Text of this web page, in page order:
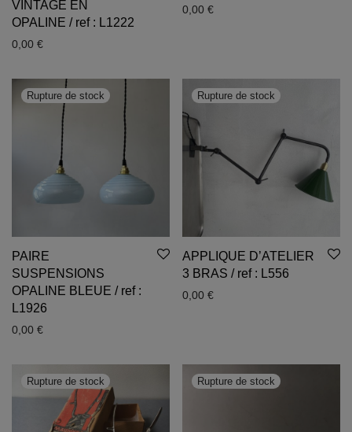
VINTAGE EN
OPALINE / ref : L1222
0,00 €
0,00 €
PAIRE
SUSPENSIONS
OPALINE BLEUE / ref :
L1926
0,00 €
APPLIQUE D’ATELIER
3 BRAS / ref : L556
0,00 €